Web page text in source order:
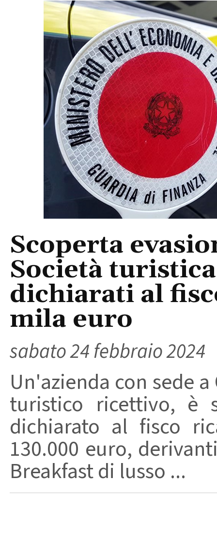
Scoperta
Società
dichiarati al
mila euro
sabato 24 febbraio 2024
Un'azienda con sede
turistico ricettivo, è
dichiarato al fisco
130.000 euro,
Breakfast di lusso ...